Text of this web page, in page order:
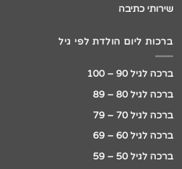
שירותי כתיבה
ברכות ליום הולדת לפי גיל
ברכה לגיל 90 – 100
ברכה לגיל 80 – 89
ברכה לגיל 70 – 79
ברכה לגיל 60 – 69
ברכה לגיל 50 – 59